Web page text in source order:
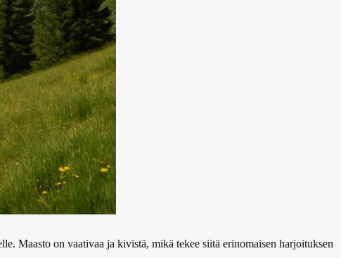
Maasto on vaativaa ja kivistä, mikä tekee siitä erinomaisen harjoituksen